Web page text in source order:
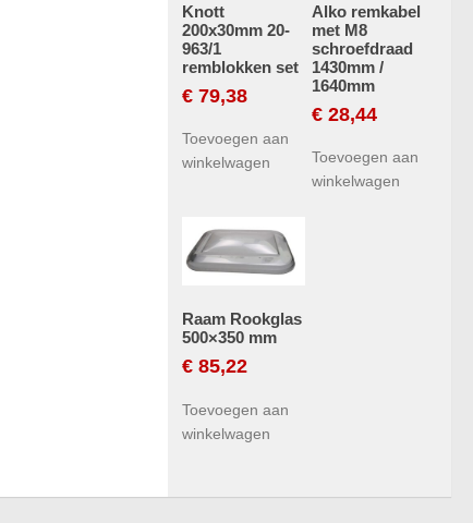
Knott
200x30mm 20-
963/1
remblokken set
€ 79,38
Toevoegen aan
winkelwagen
Alko remkabel
met M8
schroefdraad
1430mm /
1640mm
€28,44
Toevoegen aan
winkelwagen
Raam Rookglas
500×350 mm
€ 85,22
Toevoegen aan
winkelwagen